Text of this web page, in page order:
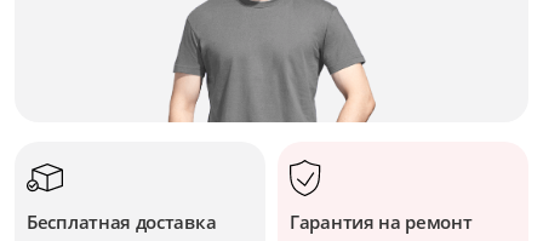
Бесплатная доставка Гарантия на ремонт